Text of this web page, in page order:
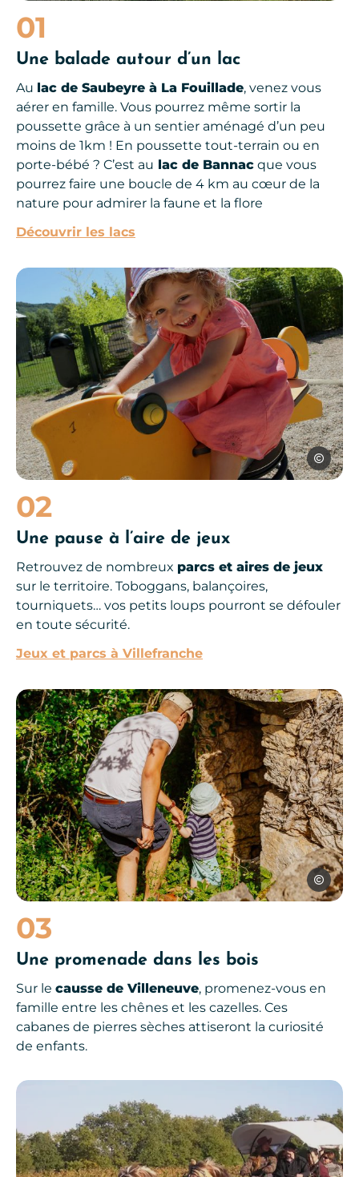
01
Une balade autour d’un lac
Au lac de Saubeyre à La Fouillade, venez vous
aérer en famille. Vous pourrez même sortir la
poussette grâce à un sentier aménagé d’un peu
moins de 1km ! En poussette tout-terrain ou en
porte-bébé ? C’est au lac de Bannac que vous
pourrez faire une boucle de 4 km au cœur de la
nature pour admirer la faune et la flore
Découvrir les lacs
02
Une pause à l’aire de jeux
Retrouvez de nombreux parcs et aires de jeux
sur le territoire. Toboggans, balançoires,
tourniquets… vos petits loups pourront se défouler
en toute sécurité.
Jeux et parcs à Villefranche
Enfant à l’aire de jeux, © Jérôme Morel
Jérôme
03
Une promenade dans les bois
Sur le causse de Villeneuve, promenez-vous en
famille entre les chênes et les cazelles. Ces
cabanes de pierres sèches attiseront la curiosité
de enfants.
En famille sur le causse, © Les Conteurs
Les
Que faire avec des enfants de 0 à 3 ans ?